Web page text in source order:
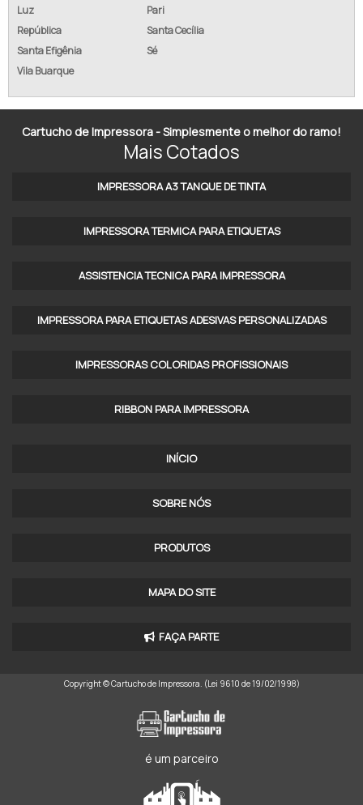
COMPRAR IMPRESSORA NÃO FISCAL
IMPRESSORA BLUETOOTH 58MM
IMPRESSORA BLUETOOTH 80MM
IMPRESSORA BLUETOOTH PEQUENA
IMPRESSORA BLUETOOTH PORTÁTIL
IMPRESSORA DE CUPOM NÃO FISCAL
IMPRESSORA LEOPARD A6
IMPRESSORA LEOPARDO A7 ANDROID
IMPRESSORA LEOPARDO A7 BLUETOOTH
IMPRESSORA NÃO FISCAL 80MM
IMPRESSORA NÃO FISCAL PREÇO
IMPRESSORA PORTÁTIL TÉRMICA
IMPRESSORA PORTÁTIL VIA BLUETOOTH
IMPRESSORA TÉRMICA BLUETOOTH 80MM
IMPRESSORA TÉRMICA NÃO FISCAL
Luz
Pari
República
Santa Cecília
Santa Efigênia
Sé
Vila Buarque
Cartucho de Impressora - Simplesmente o melhor do ramo!
Mais Cotados
IMPRESSORA A3 TANQUE DE TINTA​
IMPRESSORA TERMICA PARA ETIQUETAS​
ASSISTENCIA TECNICA PARA IMPRESSORA
IMPRESSORA PARA ETIQUETAS ADESIVAS PERSONALIZADAS
IMPRESSORAS COLORIDAS PROFISSIONAIS​
RIBBON PARA IMPRESSORA
INÍCIO
SOBRE NÓS
PRODUTOS
MAPA DO SITE
FAÇA PARTE
Copyright © Cartucho de Impressora. (Lei 9610 de 19/02/1998)
é um parceiro